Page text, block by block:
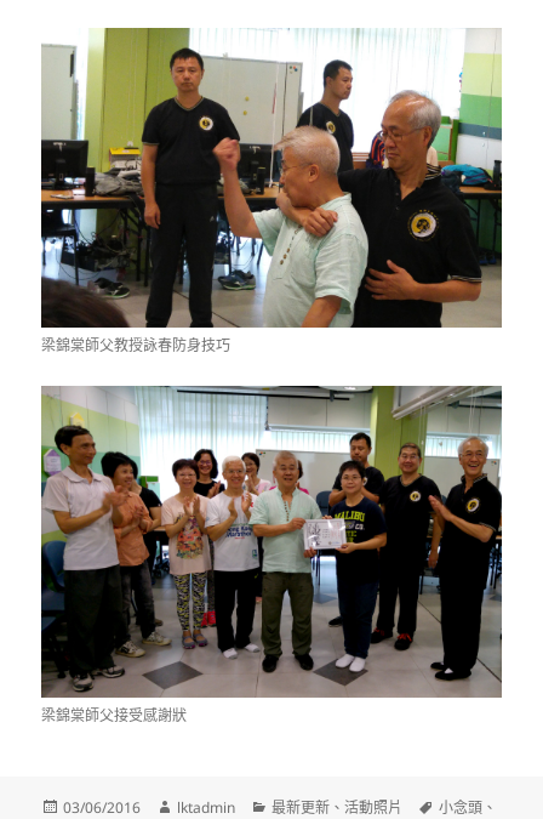
梁錦棠師父教授詠春防身技巧
梁錦棠師父接受感謝狀
發
03/06/2016
作
lktadmin
分
最新更新 、活動照片
標
小念頭 、